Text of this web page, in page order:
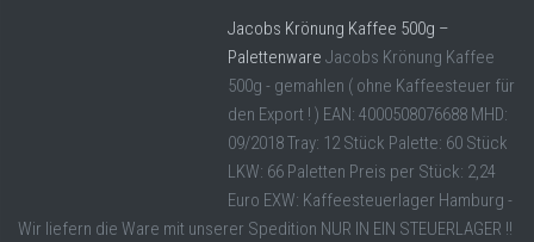
Jacobs Krönung Kaffee 500g –
Palettenware Jacobs Krönung Kaffee
500g - gemahlen ( ohne Kaffeesteuer für
den Export ! ) EAN: 4000508076688 MHD:
09/2018 Tray: 12 Stück Palette: 60 Stück
LKW: 66 Paletten Preis per Stück: 2,24
Euro EXW: Kaffeesteuerlager Hamburg -
Wir liefern die Ware mit unserer Spedition NUR IN EIN STEUERLAGER !!